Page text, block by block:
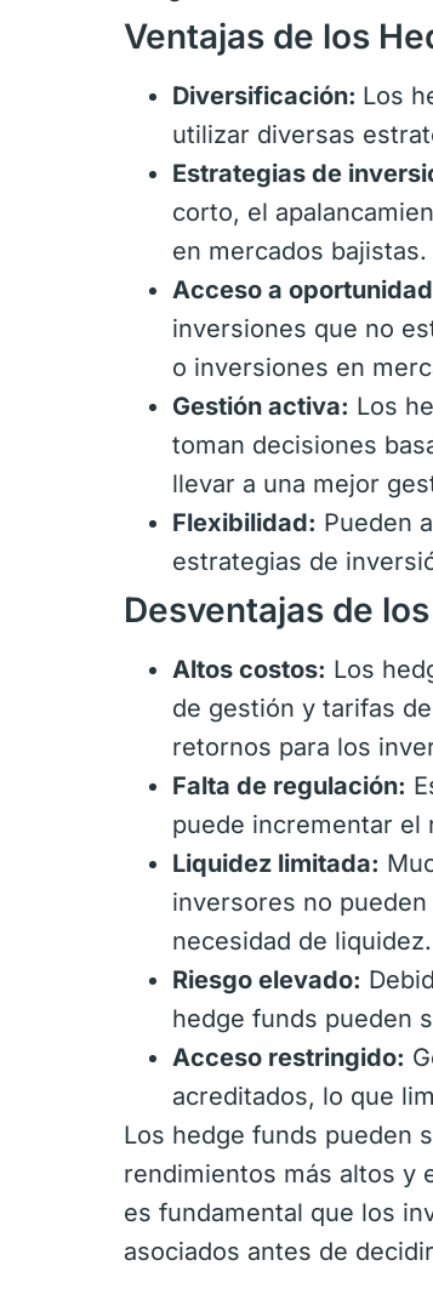
Ventajas de los
Diversificación: Los
utilizar diversas
Estrategias de
corto, el
en mercados bajistas.
Acceso a
inversiones que no
o inversiones en
Gestión activa: Los
toman decisiones
llevar a una mejor
Flexibilidad: Pueden
estrategias de
Desventajas de
Altos costos: Los
de gestión y tarifas
retornos para los
Falta de regulación:
puede incrementar el
Liquidez limitada:
inversores no
necesidad de liquidez.
Riesgo elevado:
hedge funds pueden
Acceso restringido:
acreditados, lo que
Los hedge funds pueden
rendimientos más altos y
es fundamental que los
asociados antes de